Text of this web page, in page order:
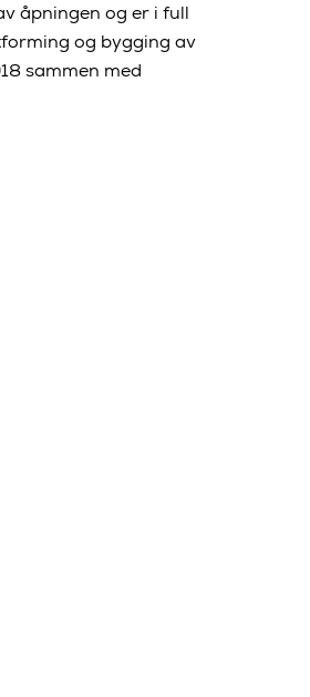
åpningen og er i full
og bygging av
sammen med